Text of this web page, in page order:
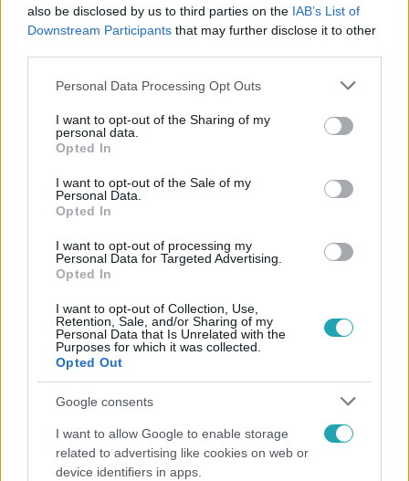
also be disclosed by us to third parties on the IAB’s List of
Downstream Participants that may further disclose it to other
Please note that this website/app uses one or more Google
not limited to your visit or usage behaviour. You may click to
grant or deny consent to Google and its third-party tags to
use your data for below specified purposes in below Google
consent section.
Personal Data Processing Opt Outs
I want to opt-out of the Sharing of my
personal data.
Opted In
I want to opt-out of the Sale of my
Personal Data.
Opted In
I want to opt-out of processing my
Personal Data for Targeted Advertising.
Opted In
I want to opt-out of Collection, Use,
Retention, Sale, and/or Sharing of my
Personal Data that Is Unrelated with the
Purposes for which it was collected.
Opted Out
Google consents
I want to allow Google to enable storage
related to advertising like cookies on web or
device identifiers in apps.
#ALKOTMÁNYBÍRÓSÁG #EMBERI MÉLTÓSÁG
Népszerű
„Téged. Engem. Minket.” – Emilio és Tina szerelmes